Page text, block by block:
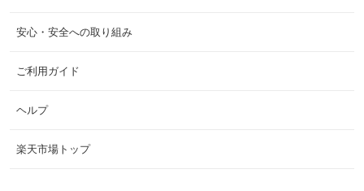
安心・安全への取り組み
ご利用ガイド
ヘルプ
楽天市場トップ